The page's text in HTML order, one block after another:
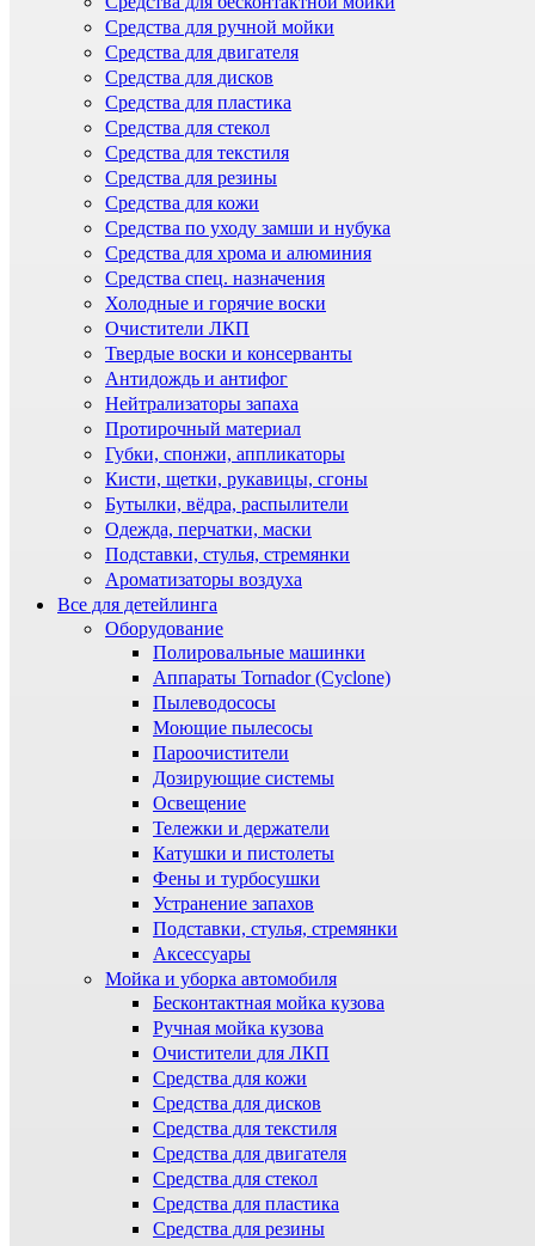
Средства для ручной мойки
Средства для двигателя
Средства для дисков
Средства для пластика
Средства для стекол
Средства для текстиля
Средства для резины
Средства для кожи
Средства по уходу замши и нубука
Средства для хрома и алюминия
Средства спец. назначения
Холодные и горячие воски
Очистители ЛКП
Твердые воски и консерванты
Антидождь и антифог
Нейтрализаторы запаха
Протирочный материал
Губки, спонжи, аппликаторы
Кисти, щетки, рукавицы, сгоны
Бутылки, вёдра, распылители
Одежда, перчатки, маски
Подставки, стулья, стремянки
Ароматизаторы воздуха
Все для детейлинга
Оборудование
Полировальные машинки
Аппараты Tornador (Cyclone)
Пылеводососы
Моющие пылесосы
Пароочистители
Дозирующие системы
Освещение
Тележки и держатели
Катушки и пистолеты
Фены и турбосушки
Устранение запахов
Подставки, стулья, стремянки
Аксессуары
Мойка и уборка автомобиля
Бесконтактная мойка кузова
Ручная мойка кузова
Очистители для ЛКП
Средства для кожи
Средства для дисков
Средства для текстиля
Средства для двигателя
Средства для стекол
Средства для пластика
Средства для резины